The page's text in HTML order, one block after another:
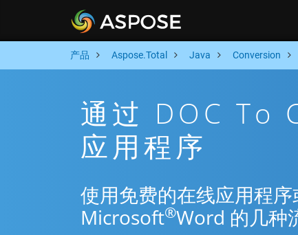
产品 Aspose.Total Java Conversion
通过 DOC To
应用程序
使用免费的在线应用程序
Microsoft®Word 的几种